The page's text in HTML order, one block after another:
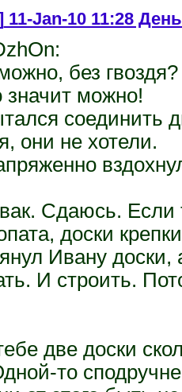
11-Jan-10 11:28
без
значит можно!
соединить
они не хотели.
Сдаюсь. Если
доски
Ивану доски,
И строить.
две доски
то